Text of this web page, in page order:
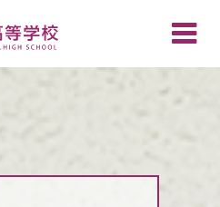
Toggle